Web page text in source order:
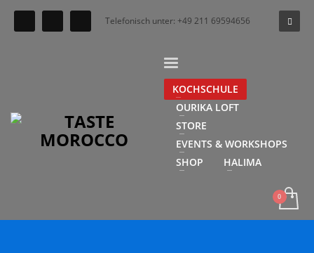
Telefonisch unter: +49 211 69594656
KOCHSCHULE
OURIKA LOFT
STORE
EVENTS & WORKSHOPS
SHOP
HALIMA